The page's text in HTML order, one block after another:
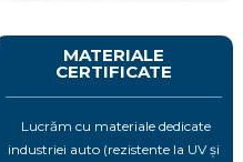
MATERIALE
CERTIFICATE
Lucrăm cu materiale dedicate
industriei auto (rezistente la UV și